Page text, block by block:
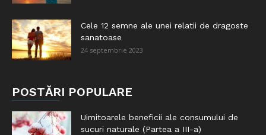
Cele 12 semne ale unei relatii de dragoste
sanatoase
24 septembrie 2023
POSTĂRI POPULARE
Uimitoarele beneficii ale consumului de
sucuri naturale (Partea a III-a)